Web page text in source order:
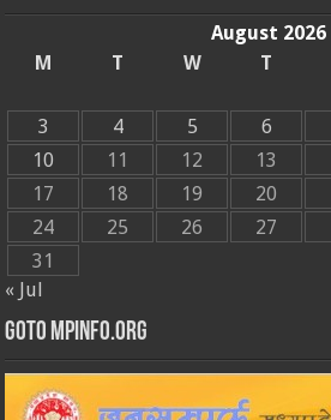
August 2026
M
T W T
3
4 5 6
10
11 12 13
17
18 19 20
24
25 26 27
31
« Jul
GOTO MPINFO.ORG